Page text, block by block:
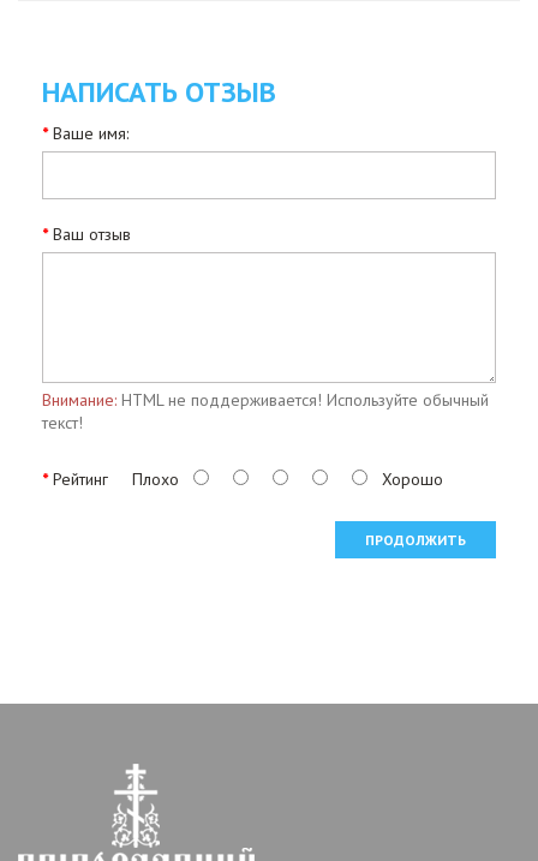
НАПИСАТЬ ОТЗЫВ
Ваше имя:
Ваш отзыв
Внимание: HTML не поддерживается! Используйте обычный
текст!
Рейтинг Плохо Хорошо
ПРОДОЛЖИТЬ